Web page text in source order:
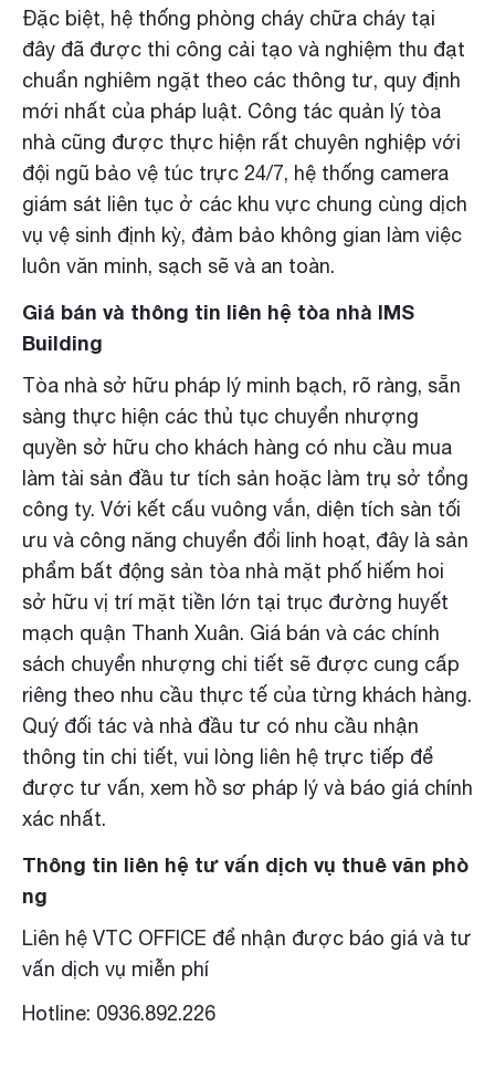
Đặc biệt, hệ thống phòng cháy chữa cháy tại
đây đã được thi công cải tạo và nghiệm thu đạt
chuẩn nghiêm ngặt theo các thông tư, quy định
mới nhất của pháp luật. Công tác quản lý tòa
nhà cũng được thực hiện rất chuyên nghiệp với
đội ngũ bảo vệ túc trực 24/7, hệ thống camera
giám sát liên tục ở các khu vực chung cùng dịch
vụ vệ sinh định kỳ, đảm bảo không gian làm việc
luôn văn minh, sạch sẽ và an toàn.
Giá bán và thông tin liên hệ tòa nhà IMS
Building
Tòa nhà sở hữu pháp lý minh bạch, rõ ràng, sẵn
sàng thực hiện các thủ tục chuyển nhượng
quyền sở hữu cho khách hàng có nhu cầu mua
làm tài sản đầu tư tích sản hoặc làm trụ sở tổng
công ty. Với kết cấu vuông vắn, diện tích sàn tối
ưu và công năng chuyển đổi linh hoạt, đây là sản
phẩm bất động sản tòa nhà mặt phố hiếm hoi
sở hữu vị trí mặt tiền lớn tại trục đường huyết
mạch quận Thanh Xuân. Giá bán và các chính
sách chuyển nhượng chi tiết sẽ được cung cấp
riêng theo nhu cầu thực tế của từng khách hàng.
Quý đối tác và nhà đầu tư có nhu cầu nhận
thông tin chi tiết, vui lòng liên hệ trực tiếp để
được tư vấn, xem hồ sơ pháp lý và báo giá chính
xác nhất.
Thông tin liên hệ tư vấn dịch vụ thuê văn phò
ng
Liên hệ VTC OFFICE để nhận được báo giá và tư
vấn dịch vụ miễn phí
Hotline: 0936.892.226